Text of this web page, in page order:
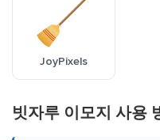
JoyPixels
빗자루 이모지 사용